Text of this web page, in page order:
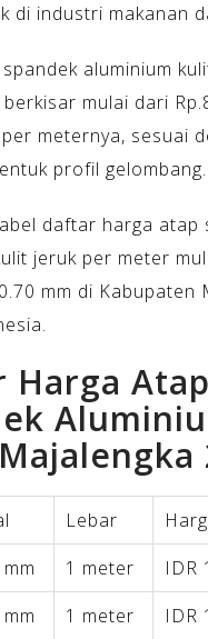
di industri makanan
aluminium
mulai dari
per meternya, sesuai
profil gelombang.
daftar harga atap
jeruk per meter
mm di Kabupaten
Harga Atap
Lebar
1 meter
IDR
1 meter
IDR